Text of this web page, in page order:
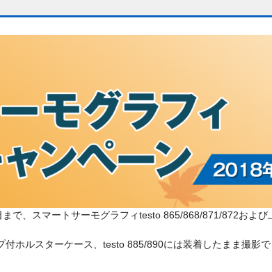
で、スマートサーモグラフィtesto 865/868/871/872およ
ホルスターケース、testo 885/890には装着したまま撮影